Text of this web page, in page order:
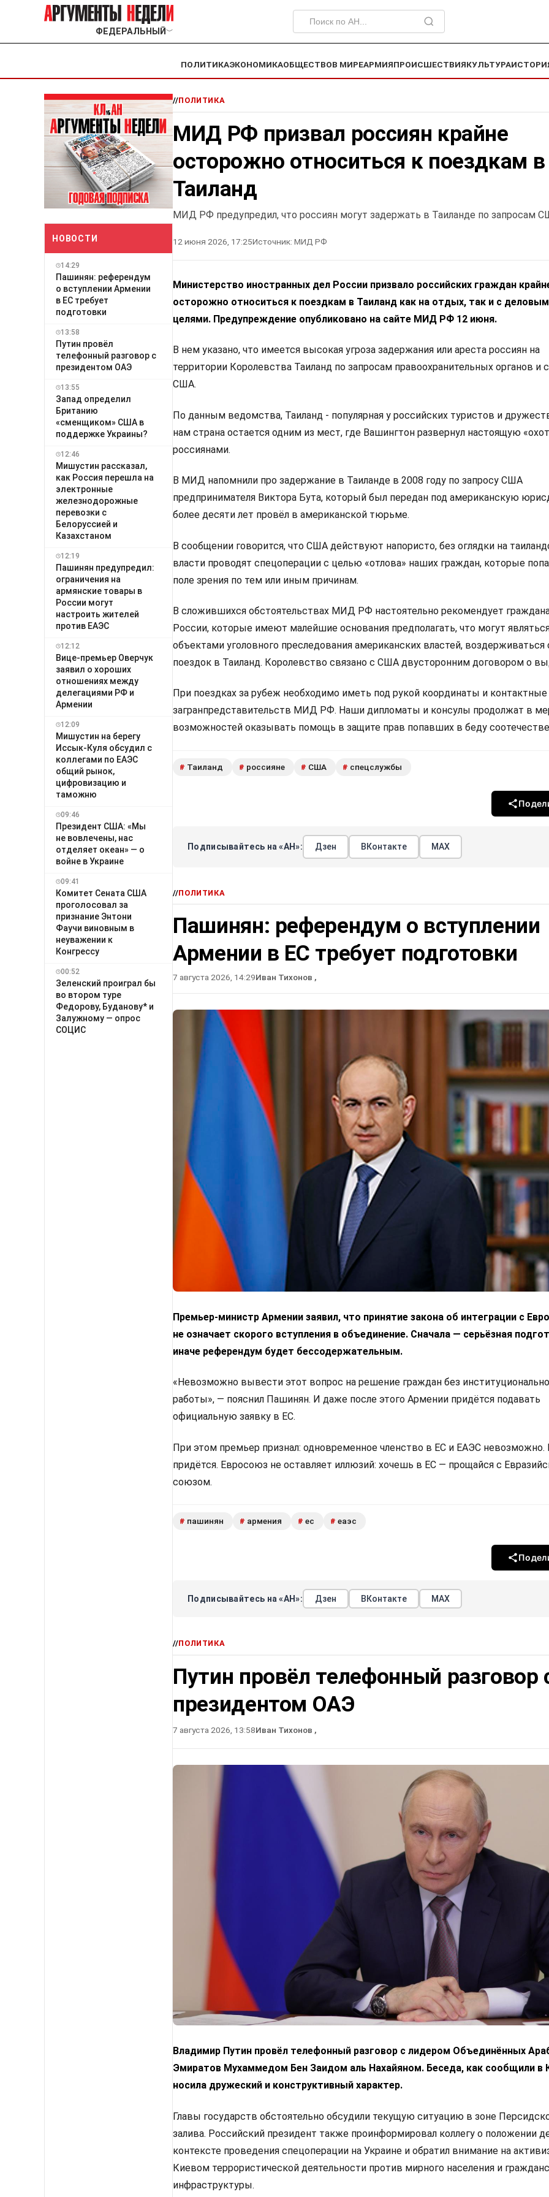
ФЕДЕРАЛЬНЫЙ ﹀
ПОЛИТИКАЭКОНОМИКАОБЩЕСТВОВ МИРЕАРМИЯПРОИСШЕСТВИЯКУЛЬТУРА
НОВОСТИ
14:29
Пашинян: референдум
о вступлении Армении
в ЕС требует
подготовки
13:58
Путин провёл
телефонный разговор с
президентом ОАЭ
13:55
Запад определил
Британию
«сменщиком» США в
поддержке Украины?
12:46
Мишустин рассказал,
как Россия перешла на
электронные
железнодорожные
перевозки с
Белоруссией и
Казахстаном
12:19
Пашинян предупредил:
ограничения на
армянские товары в
России могут
настроить жителей
против ЕАЭС
12:12
Вице-премьер Оверчук
заявил о хороших
отношениях между
делегациями РФ и
Армении
12:09
Мишустин на берегу
Иссык-Куля обсудил с
коллегами по ЕАЭС
общий рынок,
цифровизацию и
таможню
09:46
Президент США: «Мы
не вовлечены, нас
отделяет океан» — о
войне в Украине
09:41
Комитет Сената США
проголосовал за
признание Энтони
Фаучи виновным в
неуважении к
Конгрессу
00:52
Зеленский проиграл бы
во втором туре
Федорову, Буданову* и
Залужному — опрос
СОЦИС
//ПОЛИТИКА
МИД РФ призвал россиян крайне
осторожно относиться к поездкам в
Таиланд
МИД РФ предупредил, что россиян могут задержать в Таиланде по запросам
12 июня 2026, 17:25Источник: МИД РФ
Министерство иностранных дел России призвало российских граждан
осторожно относиться к поездкам в Таиланд как на отдых, так и с
целями. Предупреждение опубликовано на сайте МИД РФ 12 июня.
В нем указано, что имеется высокая угроза задержания или ареста россиян на
территории Королевства Таиланд по запросам правоохранительных органов и
США.
По данным ведомства, Таиланд - популярная у российских туристов и
нам страна остается одним из мест, где Вашингтон развернул настоящую
россиянами.
В МИД напомнили про задержание в Таиланде в 2008 году по запросу США
предпринимателя Виктора Бута, который был передан под американскую
более десяти лет провёл в американской тюрьме.
В сообщении говорится, что США действуют напористо, без оглядки на
власти проводят спецоперации с целью «отлова» наших граждан, которые
поле зрения по тем или иным причинам.
В сложившихся обстоятельствах МИД РФ настоятельно рекомендует
России, которые имеют малейшие основания предполагать, что могут
объектами уголовного преследования американских властей, воздерживаться
поездок в Таиланд. Королевство связано с США двусторонним договором о
При поездках за рубеж необходимо иметь под рукой координаты и
загранпредставительств МИД РФ. Наши дипломаты и консулы продолжат в
возможностей оказывать помощь в защите прав попавших в беду
# Таиланд # россияне # США # спецслужбы
Подписывайтесь на «АН»: Дзен ВКонтакте МАХ
//ПОЛИТИКА
Пашинян: референдум о вступлении
Армении в ЕС требует подготовки
7 августа 2026, 14:29Иван Тихонов ,
Премьер-министр Армении заявил, что принятие закона об интеграции с
не означает скорого вступления в объединение. Сначала — серьёзная
иначе референдум будет бессодержательным.
«Невозможно вывести этот вопрос на решение граждан без
работы», — пояснил Пашинян. И даже после этого Армении придётся подавать
официальную заявку в ЕС.
При этом премьер признал: одновременное членство в ЕС и ЕАЭС невозможно.
придётся. Евросоюз не оставляет иллюзий: хочешь в ЕС — прощайся с
союзом.
# пашинян # армения # ес # еаэс
Подписывайтесь на «АН»: Дзен ВКонтакте МАХ
//ПОЛИТИКА
Путин провёл телефонный разговор
президентом ОАЭ
7 августа 2026, 13:58Иван Тихонов ,
Владимир Путин провёл телефонный разговор с лидером Объединённых
Эмиратов Мухаммедом Бен Заидом аль Нахайяном. Беседа, как сообщили в
носила дружеский и конструктивный характер.
Главы государств обстоятельно обсудили текущую ситуацию в зоне
залива. Российский президент также проинформировал коллегу о положении
контексте проведения спецоперации на Украине и обратил внимание на
Киевом террористической деятельности против мирного населения и
инфраструктуры.